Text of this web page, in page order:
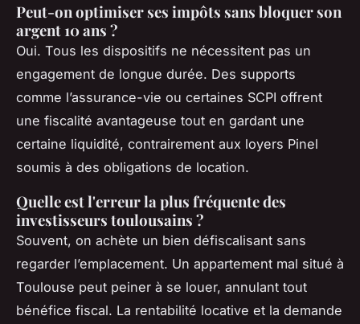
Peut-on optimiser ses impôts sans bloquer son
argent 10 ans ?
Oui. Tous les dispositifs ne nécessitent pas un
engagement de longue durée. Des supports
comme l’assurance-vie ou certaines SCPI offrent
une fiscalité avantageuse tout en gardant une
certaine liquidité, contrairement aux loyers Pinel
soumis à des obligations de location.
Quelle est l'erreur la plus fréquente des
investisseurs toulousains ?
Souvent, on achète un bien défiscalisant sans
regarder l’emplacement. Un appartement mal situé à
Toulouse peut peiner à se louer, annulant tout
bénéfice fiscal. La rentabilité locative et la demande